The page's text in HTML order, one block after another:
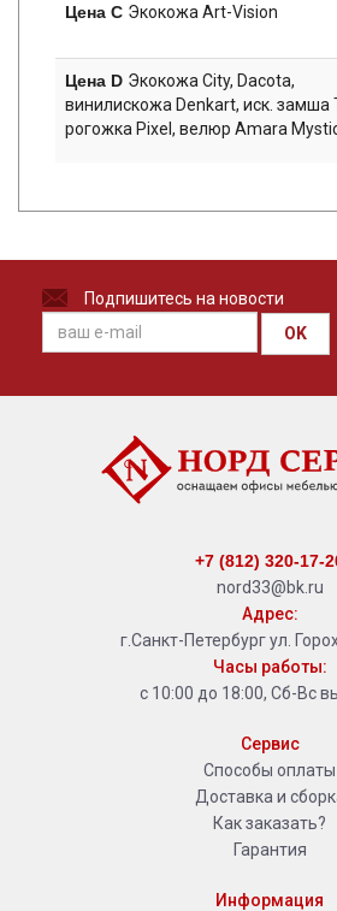
Цена C Экокожа Art-Vision
Цена D Экокожа City, Dacota,
винилискожа Denkart, иск. замша
рогожка Pixel, велюр Amara
Подпишитесь на новости
OK
+7 (812) 320-17-
nord33@bk.ru
Адрес:
г.Санкт-Петербург ул.
Часы работы:
с 10:00 до 18:00, Сб-Вс
Сервис
Способы оплаты
Доставка и
Как заказать?
Гарантия
Информация